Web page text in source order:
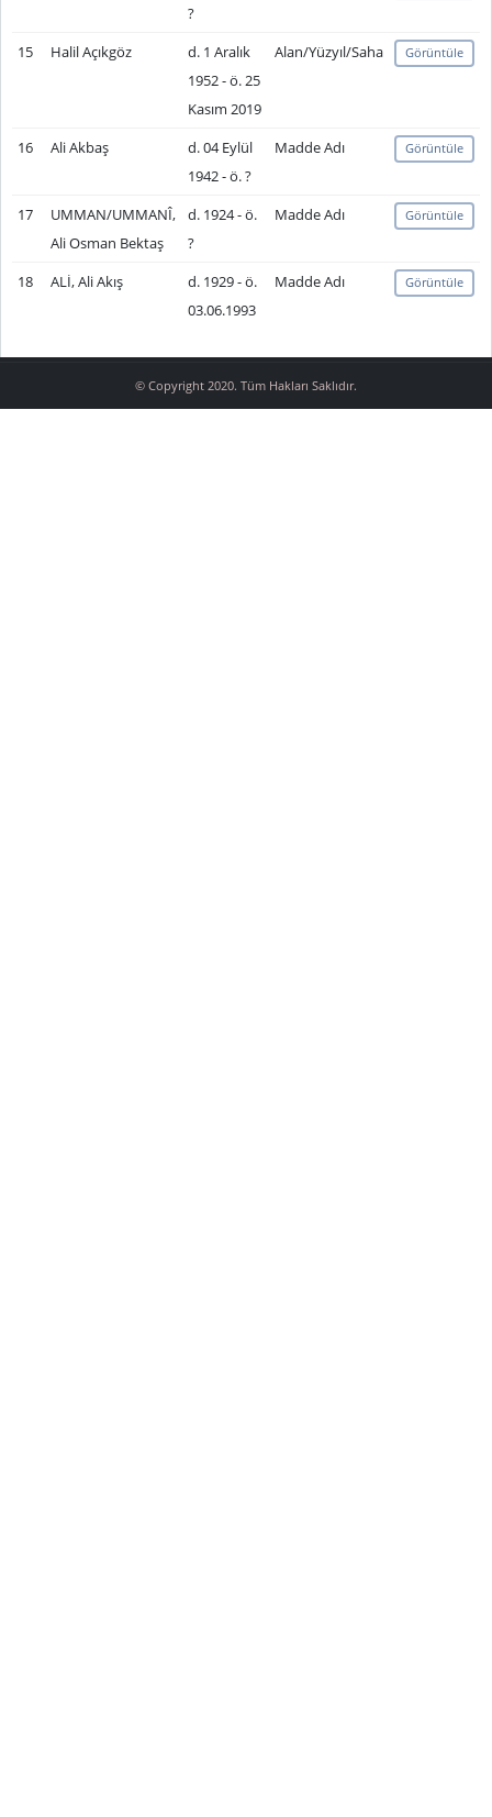
?
15 Halil Açıkgöz
d. 1 Aralık
1952 - ö. 25
Kasım 2019
Alan/Yüzyıl/Saha Görüntüle
16 Ali Akbaş
d. 04 Eylül
1942 - ö. ?
Madde Adı Görüntüle
17
UMMAN/UMMANÎ,
Ali Osman Bektaş
d. 1924 - ö.
?
Madde Adı Görüntüle
18 ALİ, Ali Akış
d. 1929 - ö.
03.06.1993
Madde Adı Görüntüle
© Copyright 2020. Tüm Hakları Saklıdır.